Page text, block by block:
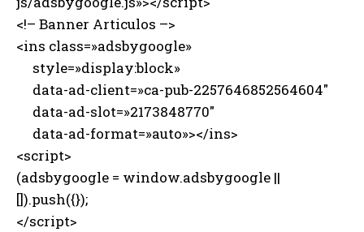
<!– Banner Articulos –>
<ins class=»adsbygoogle»
style=»display:block»
data-ad-client=»ca-pub-2257646852564604″
data-ad-slot=»2173848770″
data-ad-format=»auto»></ins>
<script>
(adsbygoogle = window.adsbygoogle ||
[]).push({});
</script>